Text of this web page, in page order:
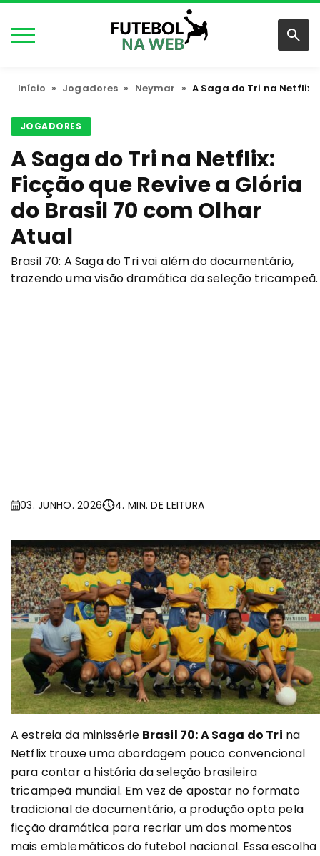
Início » Jogadores » Neymar » A Saga do Tri na Netflix:
JOGADORES
A Saga do Tri na Netflix:
Ficção que Revive a Glória
do Brasil 70 com Olhar
Atual
Brasil 70: A Saga do Tri vai além do documentário,
trazendo uma visão dramática da seleção tricampeã.
03. JUNHO. 2026 4. MIN. DE LEITURA
A estreia da minissérie Brasil 70: A Saga do Tri na
Netflix trouxe uma abordagem pouco convencional
para contar a história da seleção brasileira
tricampeã mundial. Em vez de apostar no formato
tradicional de documentário, a produção opta pela
ficção dramática para recriar um dos momentos
mais emblemáticos do futebol nacional. Essa escolha